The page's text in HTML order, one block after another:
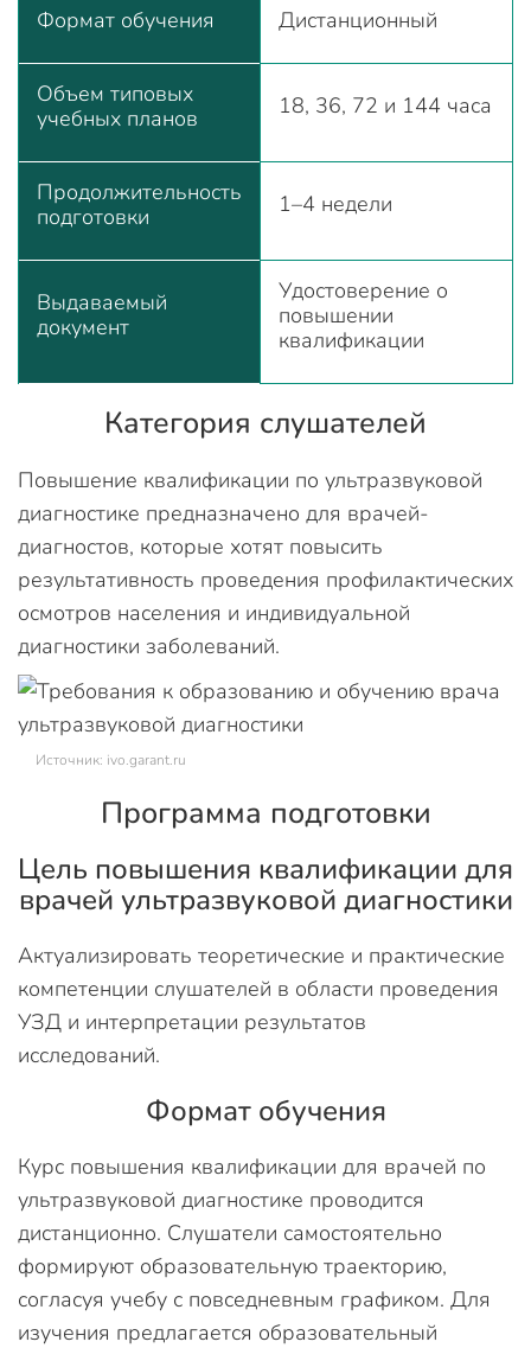
Формат обучения Дистанционный
Объем типовых
учебных планов
18, 36, 72 и 144 часа
Продолжительность
подготовки
1–4 недели
Выдаваемый
документ
Удостоверение о
повышении
квалификации
Категория слушателей
Повышение квалификации по ультразвуковой
диагностике предназначено для врачей-
диагностов, которые хотят повысить
результативность проведения профилактических
осмотров населения и индивидуальной
диагностики заболеваний.
Источник: ivo.garant.ru
Программа подготовки
Цель повышения квалификации для
врачей ультразвуковой диагностики
Актуализировать теоретические и практические
компетенции слушателей в области проведения
УЗД и интерпретации результатов
исследований.
Формат обучения
Курс повышения квалификации для врачей по
ультразвуковой диагностике проводится
дистанционно. Слушатели самостоятельно
формируют образовательную траекторию,
согласуя учебу с повседневным графиком. Для
изучения предлагается образовательный